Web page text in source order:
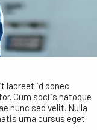
laoreet id donec
Cum sociis natoque
nunc sed velit. Nulla
urna cursus eget.